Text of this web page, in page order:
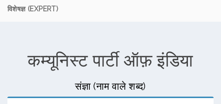
विशेषज्ञ (EXPERT)
कम्यूनिस्ट पार्टी ऑफ़ इंडिया
संज्ञा (नाम वाले शब्द)